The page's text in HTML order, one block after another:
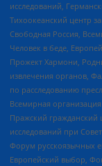
исследований,
Тихоокеанский центр
Свободная Россия,
Человек в беде,
Прожект Хармони,
извлечения органов,
по расследованию
Всемирная
Пражский гражданский
исследований при
Форум русскоязычных
Европейский выбор,